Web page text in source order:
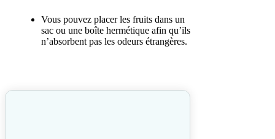
Vous pouvez placer les fruits dans un
sac ou une boîte hermétique afin qu’ils
n’absorbent pas les odeurs étrangères.